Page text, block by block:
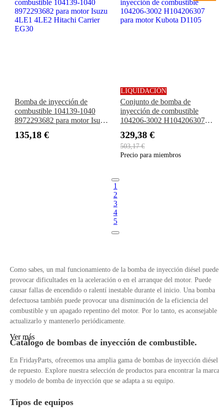
Bomba de inyección de
combustible 104139-1040
8972293682 para motor Isuzu
EG30
135,18 €
LIQUIDACIÓN
Conjunto de bomba de
inyección de combustible
104206-3002 H104206307
329,38 €
503,17 €
Precio para miembros
1
2
3
4
5
Como sabes, un mal funcionamiento de la bomba de inyección diésel puede
provocar dificultades en la aceleración o en el arranque del motor. Puede
causar fallas de encendido o ralentí inestable durante el inicio. Una bomba
defectuosa también puede provocar una disminución de la eficiencia del
combustible y un apagado repentino del motor. Por lo tanto, es aconsejable
actualizarlo y mantenerlo periódicamente.
Catálogo de bombas de inyección de combustible.
En FridayParts, ofrecemos una amplia gama de bombas de inyección diésel
de repuesto. Explore nuestra selección de productos para encontrar la marca
y modelo de bomba de inyección que se adapta a su equipo.
Tipos de equipos
Ver más